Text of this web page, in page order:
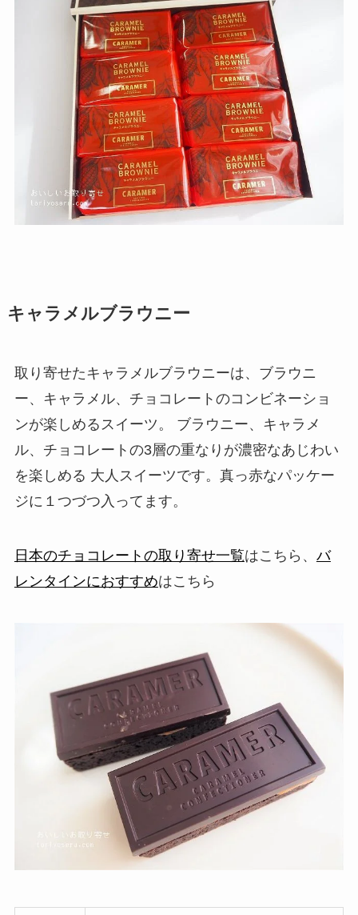
キャラメルブラウニー
取り寄せたキャラメルブラウニーは、ブラウニ
ー、キャラメル、チョコレートのコンビネーショ
ンが楽しめるスイーツ。 ブラウニー、キャラメ
ル、チョコレートの3層の重なりが濃密なあじわい
を楽しめる 大人スイーツです。真っ赤なパッケー
ジに１つづつ入ってます。
日本のチョコレートの取り寄せ一覧はこちら、 バ
レンタインにおすすめはこちら